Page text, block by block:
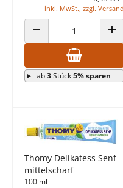
inkl. MwSt., zzgl. Versand
ANZAHL VERRINGERN
ab3Stück5% sparen
Thomy Delikatess Senf
mittelscharf
100 ml